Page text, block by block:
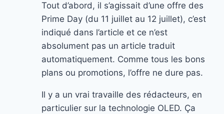
Tout d’abord, il s’agissait d’une offre des
Prime Day (du 11 juillet au 12 juillet), c’est
indiqué dans l’article et ce n’est
absolument pas un article traduit
automatiquement. Comme tous les bons
plans ou promotions, l’offre ne dure pas.
Il y a un vrai travaille des rédacteurs, en
particulier sur la technologie OLED. Ça